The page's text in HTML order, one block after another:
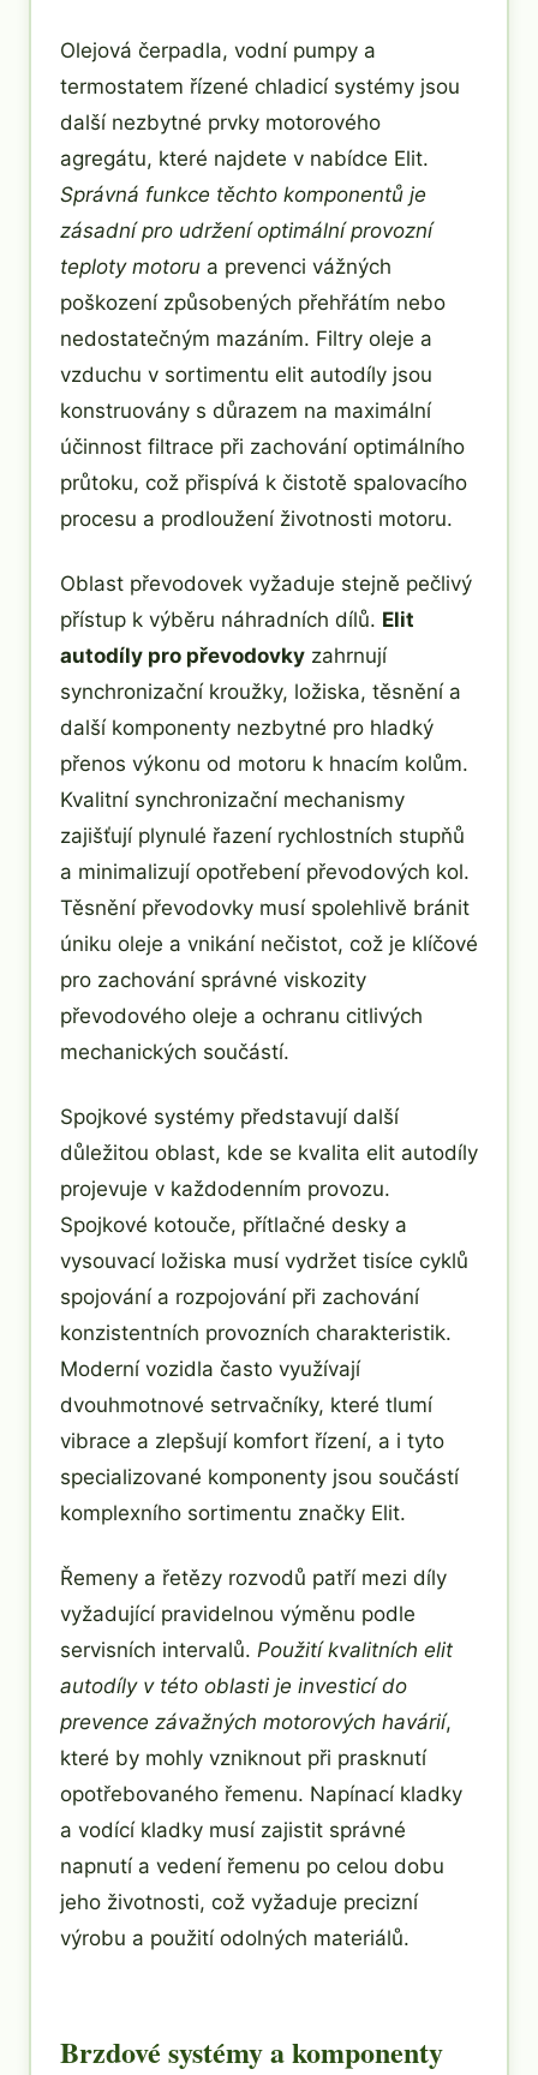
Olejová čerpadla, vodní pumpy a
termostatem řízené chladicí systémy jsou
další nezbytné prvky motorového
agregátu, které najdete v nabídce Elit.
Správná funkce těchto komponentů je
zásadní pro udržení optimální provozní
teploty motoru a prevenci vážných
poškození způsobených přehřátím nebo
nedostatečným mazáním. Filtry oleje a
vzduchu v sortimentu elit autodíly jsou
konstruovány s důrazem na maximální
účinnost filtrace při zachování optimálního
průtoku, což přispívá k čistotě spalovacího
procesu a prodloužení životnosti motoru.
Oblast převodovek vyžaduje stejně pečlivý
přístup k výběru náhradních dílů. Elit
autodíly pro převodovky zahrnují
synchronizační kroužky, ložiska, těsnění a
další komponenty nezbytné pro hladký
přenos výkonu od motoru k hnacím kolům.
Kvalitní synchronizační mechanismy
zajišťují plynulé řazení rychlostních stupňů
a minimalizují opotřebení převodových kol.
Těsnění převodovky musí spolehlivě bránit
úniku oleje a vnikání nečistot, což je klíčové
pro zachování správné viskozity
převodového oleje a ochranu citlivých
mechanických součástí.
Spojkové systémy představují další
důležitou oblast, kde se kvalita elit autodíly
projevuje v každodenním provozu.
Spojkové kotouče, přítlačné desky a
vysouvací ložiska musí vydržet tisíce cyklů
spojování a rozpojování při zachování
konzistentních provozních charakteristik.
Moderní vozidla často využívají
dvouhmotnové setrvačníky, které tlumí
vibrace a zlepšují komfort řízení, a i tyto
specializované komponenty jsou součástí
komplexního sortimentu značky Elit.
Řemeny a řetězy rozvodů patří mezi díly
vyžadující pravidelnou výměnu podle
servisních intervalů. Použití kvalitních elit
autodíly v této oblasti je investicí do
prevence závažných motorových havárií,
které by mohly vzniknout při prasknutí
opotřebovaného řemenu. Napínací kladky
a vodící kladky musí zajistit správné
napnutí a vedení řemenu po celou dobu
jeho životnosti, což vyžaduje precizní
výrobu a použití odolných materiálů.
Brzdové systémy a komponenty